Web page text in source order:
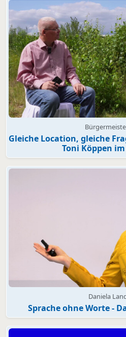
Gleiche Location, gleiche
Toni Köppen
Daniela
Sprache ohne Worte -